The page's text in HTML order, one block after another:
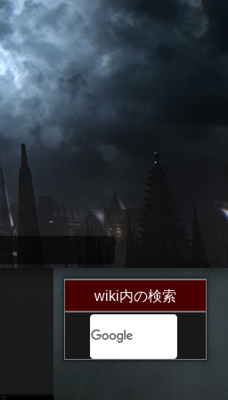
wiki内の検索